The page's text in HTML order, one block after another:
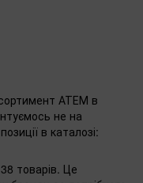
АТЕМ в
не на
в каталозі:
товарів. Це